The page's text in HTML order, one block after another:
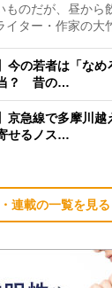
のだが、昼から
ター・作家の大
今の若者は「な
当？ 昔の…
京急線で多摩川
せるノス…
連載の一覧を見る